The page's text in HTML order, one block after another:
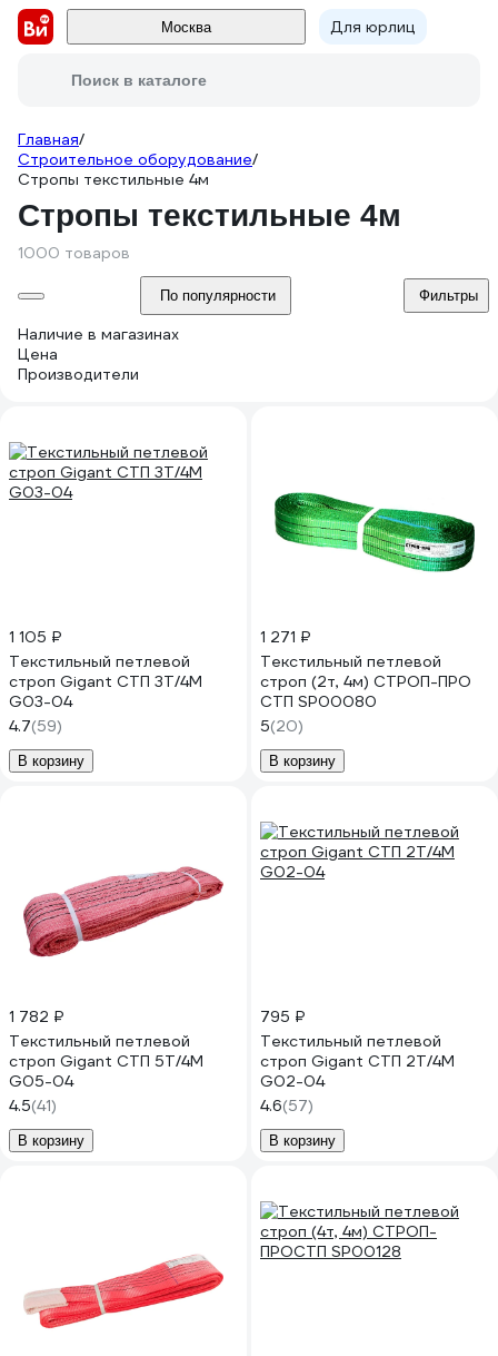
Москва Для юрлиц
Поиск в каталоге
Главная/
Строительное оборудование/
Стропы текстильные 4м
Стропы текстильные 4м
1000 товаров
По популярности Фильтры
Наличие в магазинах
Цена
Производители
1 105 ₽
Текстильный петлевой
строп Gigant СТП 3Т/4М
G03-04
4.7(59)
В корзину
1 271 ₽
Текстильный петлевой
строп (2т, 4м) СТРОП-ПРО
СТП SP00080
5(20)
В корзину
1 782 ₽
Текстильный петлевой
строп Gigant СТП 5Т/4М
G05-04
4.5(41)
В корзину
795 ₽
Текстильный петлевой
строп Gigant СТП 2Т/4М
G02-04
4.6(57)
В корзину